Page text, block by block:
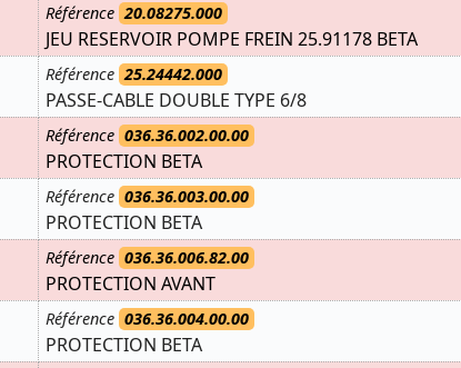
Référence 20.08275.000
JEU RESERVOIR POMPE FREIN 25.91178 BETA
Référence 25.24442.000
PASSE-CABLE DOUBLE TYPE 6/8
Référence 036.36.002.00.00
PROTECTION BETA
Référence 036.36.003.00.00
PROTECTION BETA
Référence 036.36.006.82.00
PROTECTION AVANT
Référence 036.36.004.00.00
PROTECTION BETA